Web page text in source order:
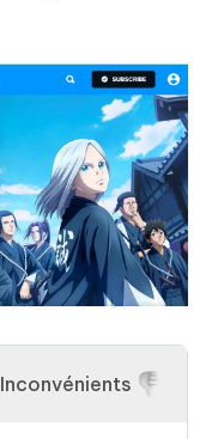
Inconvénients